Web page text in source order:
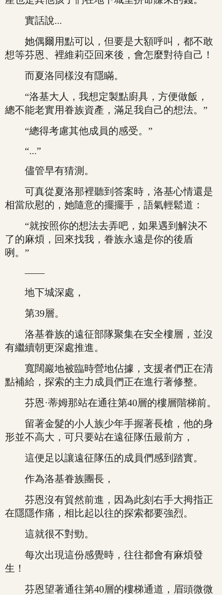
實話說...
她偶爾用點可以，但要是大額呼叫，都不敢
想等芬恩、裡維莉亞回來後，會怎麼對待自己！
而夏洛同樣沒有隱瞞。
“洛基大人，我想定製點廚具，方便做飯，
總不能老實用眷族資產，滿足我自己的想法。”
“總得考慮其他成員的感受。”
“...”
儘管早有猜測。
可真從夏洛那裡聽到答案時，洛基心情還是
相當欣慰的，她隨意的擺擺手，語氣輕鬆道：
“就按照你的想法去弄吧，如果遇到解決不
了的麻煩，回來找我，眷族永遠是你的後盾
咧。”
——
地下城深處，
第39層。
洛基眷族的遠征部隊聚集在安全樓層，並沒
有繼續朝更深處推進。
寬闊巖地被臨時營地佔據，支援者們正在清
點補給，探索的主力成員們正在進行著修整。
芬恩·蒂姆那站在通往第40層的樓層階梯前。
留著金髮的小人族少年手握著長槍，他的身
形並不高大，可只要站在遠征隊伍最前方，
這便足以讓遠征隊伍的成員們感到踏實。
作為洛基眷族團長，
芬恩沒有貿然前進，因為此刻右手大拇指正
在隱隱作痛，相比起以往的探索都要強烈。
這就很不對勁。
每次出現這份感覺時，往往都會有麻煩發
生！
芬恩望著通往第40層的樓梯通道，眉頭微微